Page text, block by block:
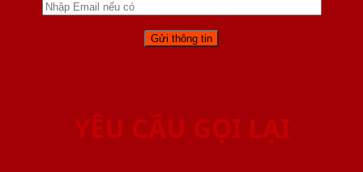
YÊU CẦU GỌI LẠI